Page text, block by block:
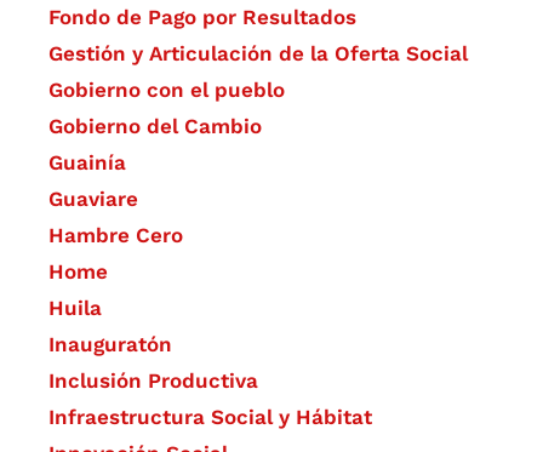
Fondo de Pago por Resultados
Gestión y Articulación de la Oferta Social
Gobierno con el pueblo
Gobierno del Cambio
Guainía
Guaviare
Hambre Cero
Home
Huila
Inauguratón
Inclusión Productiva
Infraestructura Social y Hábitat